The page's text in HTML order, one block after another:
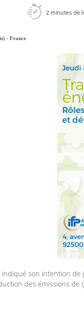
2 minutes de
- France
son intention de
des émissions